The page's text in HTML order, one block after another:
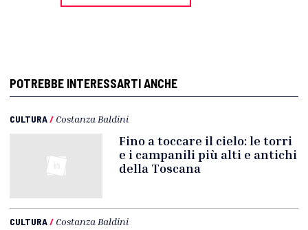
POTREBBE INTERESSARTI ANCHE
CULTURA/ Costanza Baldini
Fino a toccare il cielo: le torri
e i campanili più alti e antichi
della Toscana
CULTURA/ Costanza Baldini